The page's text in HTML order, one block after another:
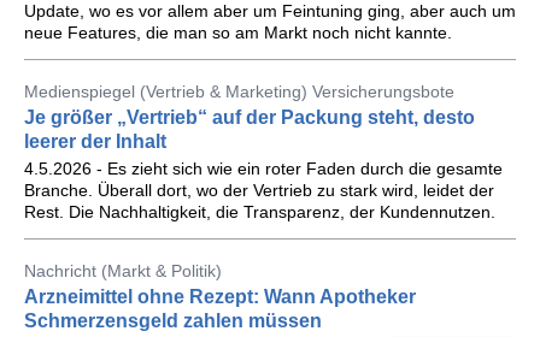
Update, wo es vor allem aber um Feintuning ging, aber auch um
neue Features, die man so am Markt noch nicht kannte.
Medienspiegel (Vertrieb & Marketing) Versicherungsbote
Je größer „Vertrieb“ auf der Packung steht, desto
leerer der Inhalt
4.5.2026 - Es zieht sich wie ein roter Faden durch die gesamte
Branche. Überall dort, wo der Vertrieb zu stark wird, leidet der
Rest. Die Nachhaltigkeit, die Transparenz, der Kundennutzen.
Nachricht (Markt & Politik)
Arzneimittel ohne Rezept: Wann Apotheker
Schmerzensgeld zahlen müssen